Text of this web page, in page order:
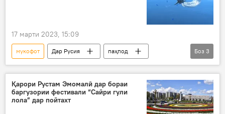
17 марти 2023, 15:09
мукофот Дар Русия
паҳпод
халабон
қадрдонӣ
Вазорати дифои Русия
Боз 3
Қарори Рустам Эмомалӣ дар бораи
баргузории фестивали “Сайри гули
лола” дар пойтахт